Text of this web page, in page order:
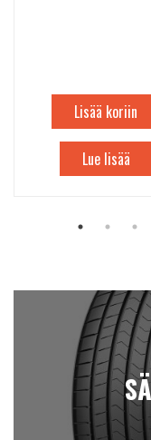
Lisää koriin
Lue lisää